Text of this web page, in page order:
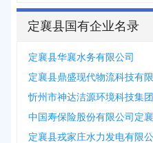
定襄县国有企业名录
定襄县华襄水务有限公司
定襄县鼎盛现代物流科技有
忻州市神达洁源环境科技集
中国寿保险股份有限公司定
定襄县戎家庄水力发电有限